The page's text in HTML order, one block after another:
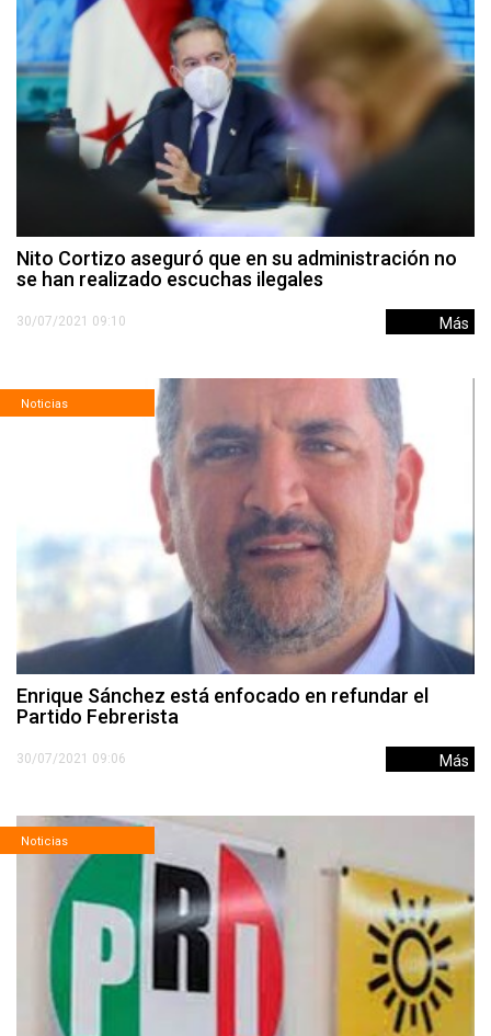
Nito Cortizo aseguró que en su administración no
se han realizado escuchas ilegales
30/07/2021 09:10 Más
Noticias
Enrique Sánchez está enfocado en refundar el
Partido Febrerista
30/07/2021 09:06 Más
Noticias